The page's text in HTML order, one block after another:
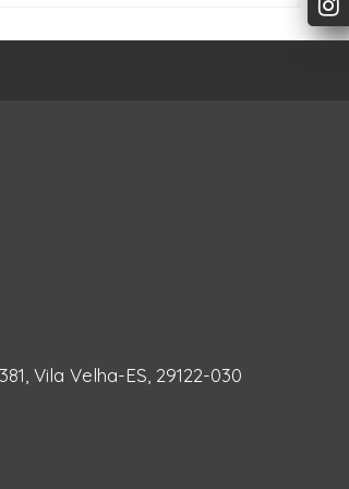
Vila Velha-ES, 29122-030